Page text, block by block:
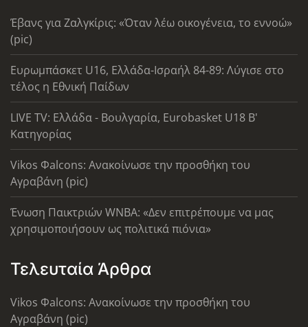
Έβανς για Ζαλγκίρις: «Όταν λέω οικογένεια, το εννοώ»
(pic)
Ευρωμπάσκετ U16, Ελλάδα-Ισραήλ 84-89: Λύγισε στο
τέλος η Εθνική Παίδων
LIVE TV: Ελλάδα - Βουλγαρία, Eurobasket U18 Β'
Κατηγορίας
Vikos Φalcons: Ανακοίνωσε την προσθήκη του
Αγραβάνη (pic)
Ένωση Παικτριών WNBA: «Δεν επιτρέπουμε να μας
χρησιμοποιήσουν ως πολιτικά πιόνια»
Τελευταία Άρθρα
Vikos Φalcons: Ανακοίνωσε την προσθήκη του
Αγραβάνη (pic)